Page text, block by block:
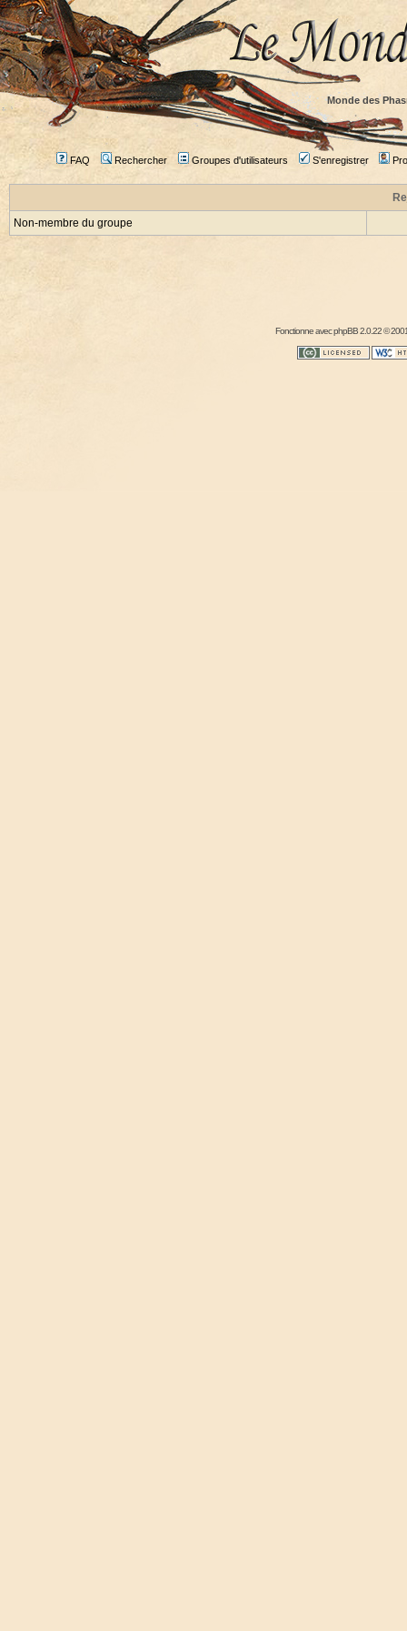
Monde des
FAQ Rechercher Groupes d'utilisateurs S'enregistrer
Non-membre du groupe
Fonctionne avecphpBB2.0.22 ©